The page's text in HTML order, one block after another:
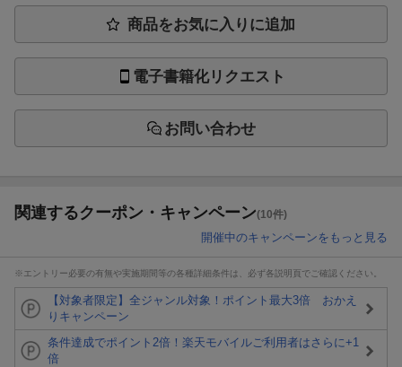
商品をお気に入りに追加
電子書籍化リクエスト
お問い合わせ
関連するクーポン・キャンペーン(10件)
開催中のキャンペーンをもっと見る
※エントリー必要の有無や実施期間等の各種詳細条件は、必ず各説明頁でご確認ください。
【対象者限定】全ジャンル対象！ポイント最大3倍 おかえ
りキャンペーン
条件達成でポイント2倍！楽天モバイルご利用者はさらに+1
倍